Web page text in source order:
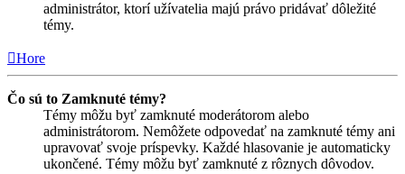
administrátor, ktorí užívatelia majú právo pridávať dôležité
témy.
Hore
Čo sú to Zamknuté témy?
Témy môžu byť zamknuté moderátorom alebo
administrátorom. Nemôžete odpovedať na zamknuté témy ani
upravovať svoje príspevky. Každé hlasovanie je automaticky
ukončené. Témy môžu byť zamknuté z rôznych dôvodov.